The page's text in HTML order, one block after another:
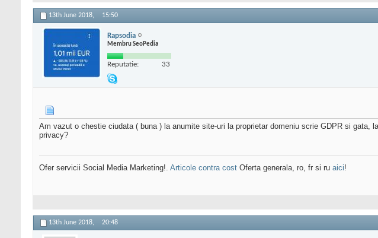
13th June 2018, 15:50
Rapsodia
Membru SeoPedia
Reputatie: 33
Am vazut o chestie ciudata ( buna ) la anumite site-uri la proprietar domeniu scrie GDPR si
privacy?
Ofer servicii Social Media Marketing!. Articole contra cost Oferta generala, ro, fr si ru aici!
13th June 2018, 20:48